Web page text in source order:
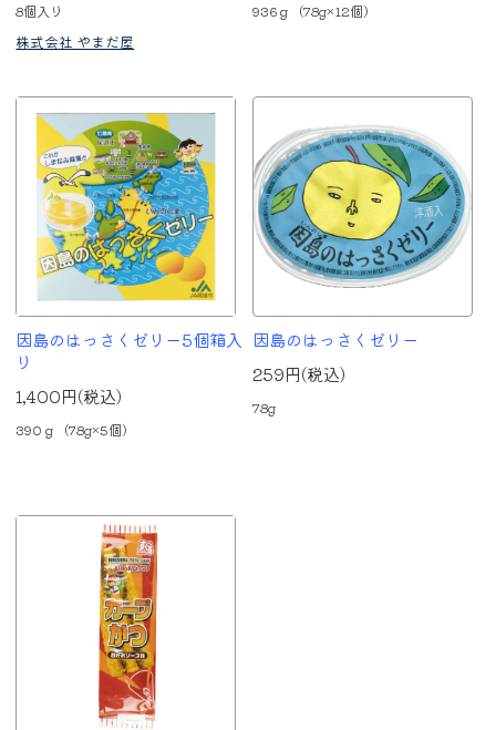
8個入り
株式会社 やまだ屋
936ｇ（78g×12個）
因島のはっさくゼリー5個箱入
り
1,400円(税込)
390ｇ（78g×5個）
因島のはっさくゼリー
259円(税込)
78g